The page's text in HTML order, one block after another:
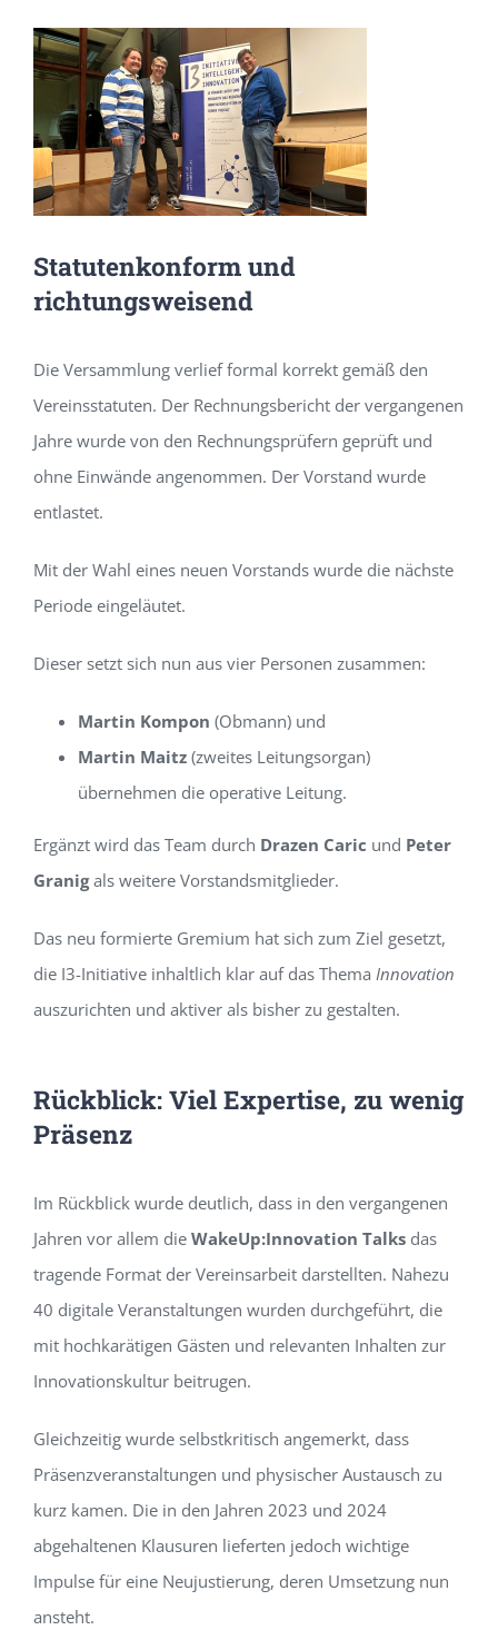
Statutenkonform und
richtungsweisend
Die Versammlung verlief formal korrekt gemäß den
Vereinsstatuten. Der Rechnungsbericht der vergangenen
Jahre wurde von den Rechnungsprüfern geprüft und
ohne Einwände angenommen. Der Vorstand wurde
entlastet.
Mit der Wahl eines neuen Vorstands wurde die nächste
Periode eingeläutet.
Dieser setzt sich nun aus vier Personen zusammen:
Martin Kompon (Obmann) und
Martin Maitz(zweites Leitungsorgan)
übernehmen die operative Leitung.
Ergänzt wird das Team durch Drazen Caric und Peter
Granigals weitere Vorstandsmitglieder.
Das neu formierte Gremium hat sich zum Ziel gesetzt,
die I3-Initiative inhaltlich klar auf das Thema Innovation
auszurichten und aktiver als bisher zu gestalten.
Rückblick: Viel Expertise, zu wenig
Präsenz
Im Rückblick wurde deutlich, dass in den vergangenen
Jahren vor allem die WakeUp:Innovation Talksdas
tragende Format der Vereinsarbeit darstellten. Nahezu
40 digitale Veranstaltungen wurden durchgeführt, die
mit hochkarätigen Gästen und relevanten Inhalten zur
Innovationskultur beitrugen.
Gleichzeitig wurde selbstkritisch angemerkt, dass
Präsenzveranstaltungen und physischer Austausch zu
kurz kamen. Die in den Jahren 2023 und 2024
abgehaltenen Klausuren lieferten jedoch wichtige
Impulse für eine Neujustierung, deren Umsetzung nun
ansteht.